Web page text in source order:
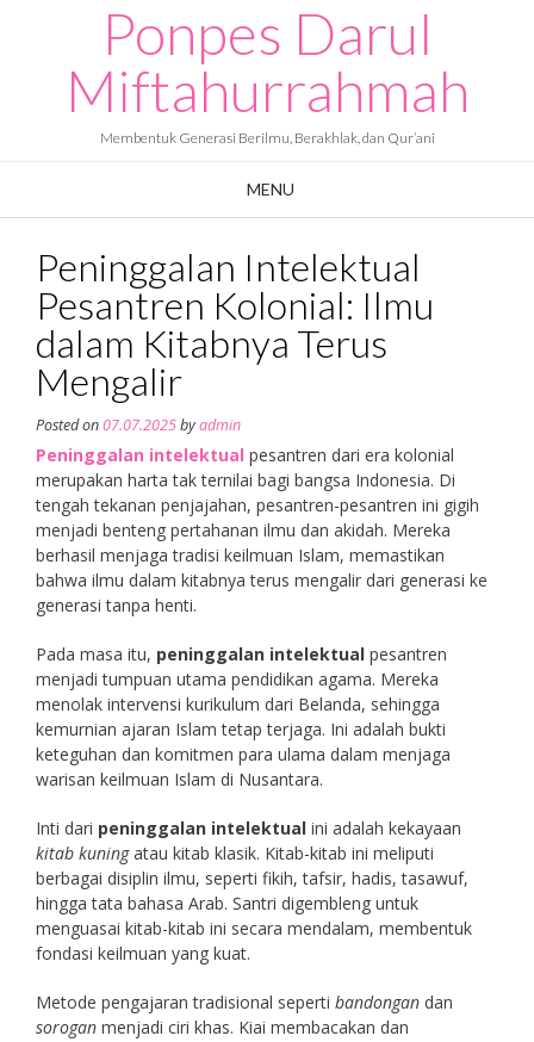
Ponpes Darul
Miftahurrahmah
Membentuk Generasi Berilmu, Berakhlak, dan Qur’ani
MENU
Peninggalan Intelektual
Pesantren Kolonial: Ilmu
dalam Kitabnya Terus
Mengalir
Posted on07.07.2025byadmin
Peninggalan intelektual pesantren dari era kolonial
merupakan harta tak ternilai bagi bangsa Indonesia. Di
tengah tekanan penjajahan, pesantren-pesantren ini gigih
menjadi benteng pertahanan ilmu dan akidah. Mereka
berhasil menjaga tradisi keilmuan Islam, memastikan
bahwa ilmu dalam kitabnya terus mengalir dari generasi ke
generasi tanpa henti.
Pada masa itu, peninggalan intelektual pesantren
menjadi tumpuan utama pendidikan agama. Mereka
menolak intervensi kurikulum dari Belanda, sehingga
kemurnian ajaran Islam tetap terjaga. Ini adalah bukti
keteguhan dan komitmen para ulama dalam menjaga
warisan keilmuan Islam di Nusantara.
Inti dari peninggalan intelektual ini adalah kekayaan
kitab kuningatau kitab klasik. Kitab-kitab ini meliputi
berbagai disiplin ilmu, seperti fikih, tafsir, hadis, tasawuf,
hingga tata bahasa Arab. Santri digembleng untuk
menguasai kitab-kitab ini secara mendalam, membentuk
fondasi keilmuan yang kuat.
Metode pengajaran tradisional seperti bandongan dan
sorogan menjadi ciri khas. Kiai membacakan dan